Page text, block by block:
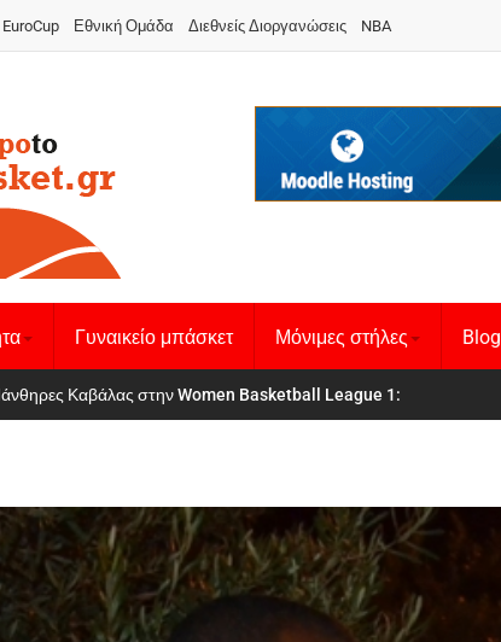
EuroCup Εθνική Ομάδα Διεθνείς Διοργανώσεις NBA
Γυναικείο μπάσκετ Μόνιμες στήλες Blog
Καβάλας στην Women Basketball League 1:
για τα Γιάννενα η Εθνική Γυναικών: